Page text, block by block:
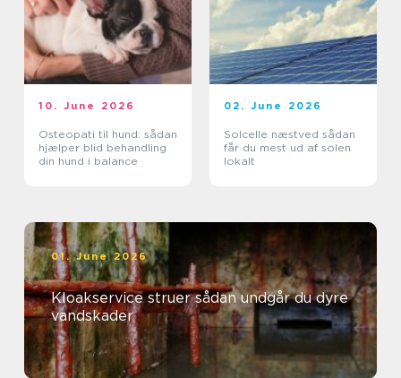
10. June 2026
Osteopati til hund: sådan
hjælper blid behandling
din hund i balance
02. June 2026
Solcelle næstved sådan
får du mest ud af solen
lokalt
01. June 2026
Kloakservice struer sådan undgår du dyre
vandskader